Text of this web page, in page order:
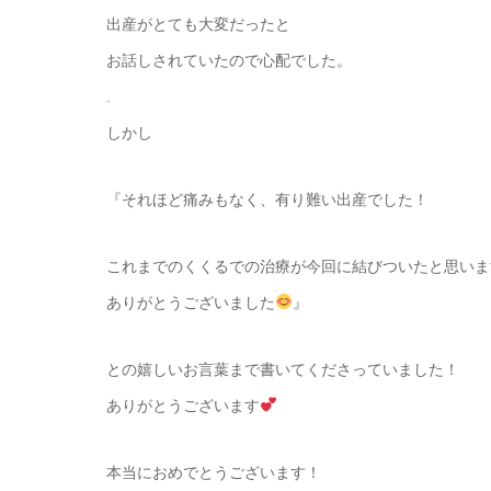
出産がとても大変だったと
お話しされていたので心配でした。
しかし
『それほど痛みもなく、有り難い出産でした！
これまでのくくるでの治療が今回に結びついたと思い
ありがとうございました 』
との嬉しいお言葉まで書いてくださっていました！
ありがとうございます
本当におめでとうございます！